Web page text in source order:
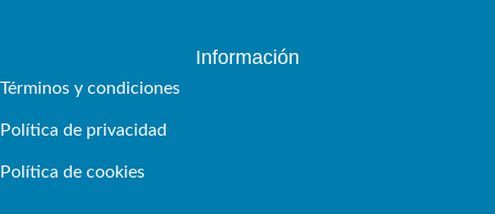
Información
Términos y condiciones
Política de privacidad
Política de cookies